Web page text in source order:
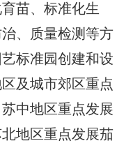
苗、标准化生
、质量检测等方
标准园创建和设
及城市郊区重点
中地区重点发展
地区重点发展茄